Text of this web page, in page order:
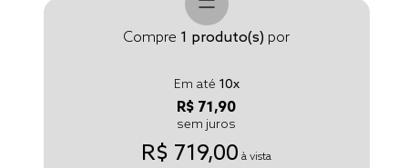
Compre 1 produto(s) por
Em até 10x
R$ 71,90
sem juros
R$ 719,00 à vista